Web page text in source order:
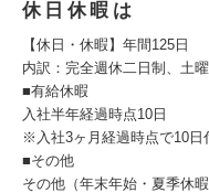
休日休暇は
【休日・休暇】年間125日
内訳：完全週休二日制、土
■有給休暇
入社半年経過時点10日
※入社3ヶ月経過時点で10日
■その他
その他（年末年始・夏季休